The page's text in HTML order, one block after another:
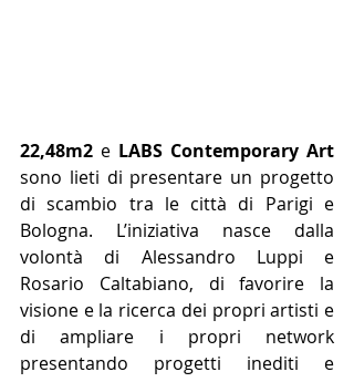
22,48m2 e LABS Contemporary Art
sono lieti di presentare un progetto
di scambio tra le città di Parigi e
Bologna. L’iniziativa nasce dalla
volontà di Alessandro Luppi e
Rosario Caltabiano, di favorire la
visione e la ricerca dei propri artisti e
di ampliare i propri network
presentando progetti inediti e